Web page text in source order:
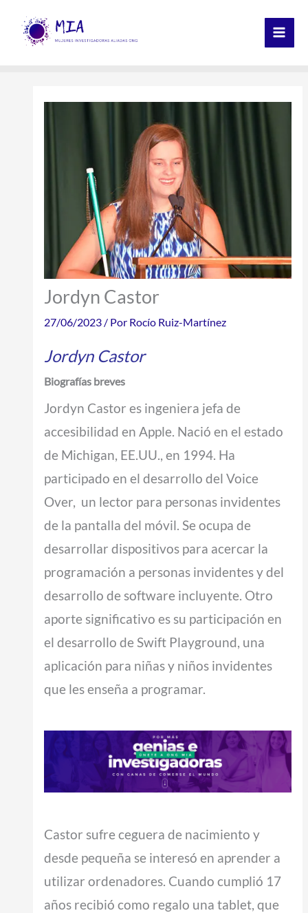
contenido
Jordyn Castor
27/06/2023 / Por Rocío Ruiz-Martínez
Jordyn Castor
Biografías breves
Jordyn Castor es ingeniera jefa de
accesibilidad en Apple. Nació en el estado
de Michigan, EE.UU., en 1994. Ha
participado en el desarrollo del Voice
Over, un lector para personas invidentes
de la pantalla del móvil. Se ocupa de
desarrollar dispositivos para acercar la
programación a personas invidentes y del
desarrollo de software incluyente. Otro
aporte significativo es su participación en
el desarrollo de Swift Playground, una
aplicación para niñas y niños invidentes
que les enseña a programar.
Castor sufre ceguera de nacimiento y
desde pequeña se interesó en aprender a
utilizar ordenadores. Cuando cumplió 17
años recibió como regalo una tablet, que